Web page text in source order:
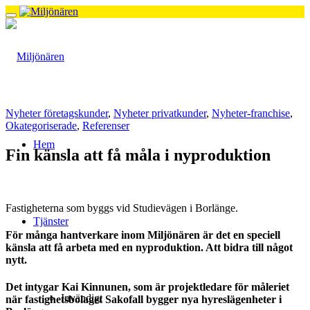
Hem
Tjänster
Invändigt
Nyheter företagskunder, Nyheter privatkunder, Nyheter-franchise,
Okategoriserade, Referenser
Fin känsla att få måla i nyproduktion
Fastigheterna som byggs vid Studievägen i Borlänge.
För många hantverkare inom Miljönären är det en speciell
känsla att få arbeta med en nyproduktion. Att bidra till något
nytt.
Det intygar Kai Kinnunen, som är projektledare för måleriet
när fastighetsbolaget Sakofall bygger nya hyreslägenheter i